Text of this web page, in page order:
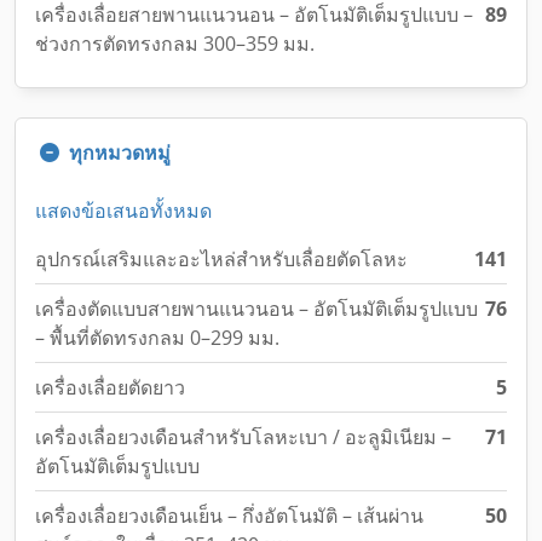
เครื่องเลื่อยสายพานแนวนอน – อัตโนมัติเต็มรูปแบบ –
ช่วงการตัดทรงกลม 300–359 มม.
89
ทุกหมวดหมู่
แสดงข้อเสนอทั้งหมด
อุปกรณ์เสริมและอะไหล่สำหรับเลื่อยตัดโลหะ
141
เครื่องตัดแบบสายพานแนวนอน – อัตโนมัติเต็มรูปแบบ
– พื้นที่ตัดทรงกลม 0–299 มม.
76
เครื่องเลื่อยตัดยาว
5
เครื่องเลื่อยวงเดือนสำหรับโลหะเบา / อะลูมิเนียม –
อัตโนมัติเต็มรูปแบบ
71
เครื่องเลื่อยวงเดือนเย็น – กึ่งอัตโนมัติ – เส้นผ่าน
50